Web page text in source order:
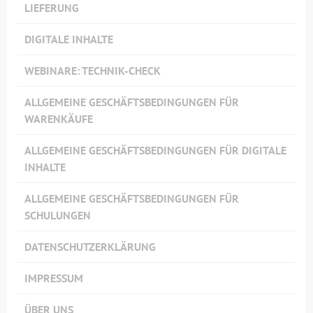
LIEFERUNG
DIGITALE INHALTE
WEBINARE: TECHNIK-CHECK
ALLGEMEINE GESCHÄFTSBEDINGUNGEN FÜR
WARENKÄUFE
ALLGEMEINE GESCHÄFTSBEDINGUNGEN FÜR DIGITALE
INHALTE
ALLGEMEINE GESCHÄFTSBEDINGUNGEN FÜR
SCHULUNGEN
DATENSCHUTZERKLÄRUNG
IMPRESSUM
ÜBER UNS